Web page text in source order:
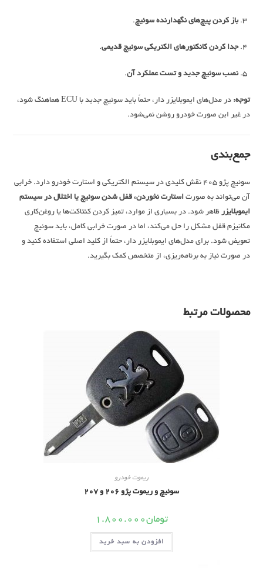
باز کردن پیچ‌های نگهدارنده سوئیچ.
جدا کردن کانکتورهای الکتریکی سوئیچ قدیمی.
نصب سوئیچ جدید و تست عملکرد آن.
توجه:
در مدل‌های ایموبلایزر دار، حتماً باید سوئیچ جدید با ECU هماهنگ شود،
در غیر این صورت خودرو روشن نمی‌شود.
جمع‌بندی
سوئیچ پژو 405 نقش کلیدی در سیستم الکتریکی و استارت خودرو دارد. خرابی
آن می‌تواند به صورت استارت نخوردن، قفل شدن سوئیچ یا اختلال در سیستم
ایموبلایزر ظاهر شود. در بسیاری از موارد، تمیز کردن کنتاکت‌ها یا روغن‌کاری
مکانیزم قفل مشکل را حل می‌کند، اما در صورت خرابی کامل، باید سوئیچ
تعویض شود. برای مدل‌های ایموبلایزر دار، حتماً از کلید اصلی استفاده کنید و
در صورت نیاز به برنامه‌ریزی، از متخصص کمک بگیرید.
محصولات مرتبط
ریموت خودرو
سوئیچ و ریموت پژو 206 و 207
تومان1.800.000
افزودن به سبد خرید